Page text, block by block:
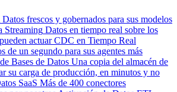
Datos frescos y gobernados para sus modelos
Streaming Datos en tiempo real sobre los
actuar CDC en Tiempo Real
de un segundo para sus agentes más
Bases de Datos Una copia del almacén de
su carga de producción, en minutos y no
SaaS Más de 400 conectores